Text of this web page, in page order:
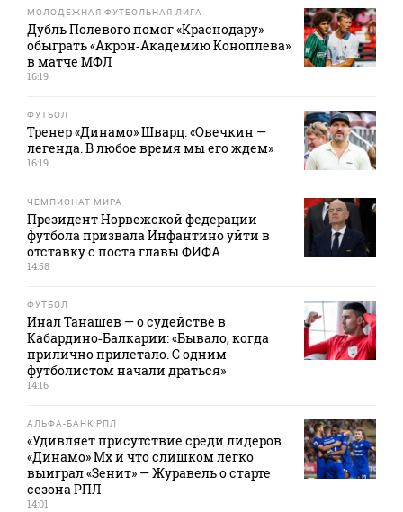
МОЛОДЕЖНАЯ ФУТБОЛЬНАЯ ЛИГА
Дубль Полевого помог «Краснодару»
обыграть «Акрон‑Академию Коноплева»
в матче МФЛ
16:19
ФУТБОЛ
Тренер «Динамо» Шварц: «Овечкин —
легенда. В любое время мы его ждем»
16:19
ЧЕМПИОНАТ МИРА
Президент Норвежской федерации
футбола призвала Инфантино уйти в
отставку с поста главы ФИФА
14:58
ФУТБОЛ
Инал Танашев — о судействе в
Кабардино‑Балкарии: «Бывало, когда
прилично прилетало. С одним
футболистом начали драться»
14:16
АЛЬФА-БАНК РПЛ
«Удивляет присутствие среди лидеров
«Динамо» Мх и что слишком легко
выиграл «Зенит» — Журавель о старте
сезона РПЛ
14:01